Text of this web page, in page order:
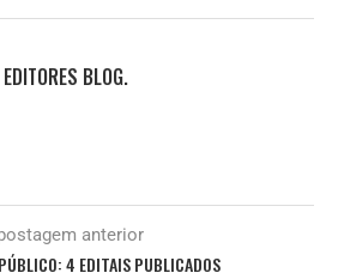
BLOG.
anterior
4 EDITAIS PUBLICADOS